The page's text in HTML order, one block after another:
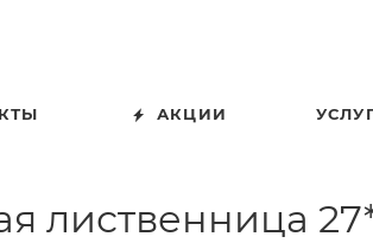
АКЦИИ
лиственница